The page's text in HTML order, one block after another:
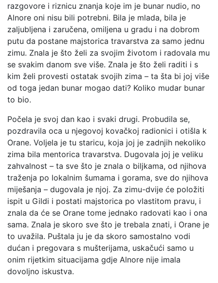
razgovore i riznicu znanja koje im je bunar nudio, no
Alnore oni nisu bili potrebni. Bila je mlada, bila je
zaljubljena i zaručena, omiljena u gradu i na dobrom
putu da postane majstorica travarstva za samo jednu
zimu. Znala je što želi za svojim životom i radovala mu
se svakim danom sve više. Znala je što želi raditi i s
kim želi provesti ostatak svojih zima – ta šta bi joj više
od toga jedan bunar mogao dati? Koliko mudar bunar
to bio.
Počela je svoj dan kao i svaki drugi. Probudila se,
pozdravila oca u njegovoj kovačkoj radionici i otišla k
Orane. Voljela je tu staricu, koja joj je zadnjih nekoliko
zima bila mentorica travarstva. Dugovala joj je veliku
zahvalnost – ta sve što je znala o biljkama, od njihova
traženja po lokalnim šumama i gorama, sve do njihova
miješanja – dugovala je njoj. Za zimu-dvije će položiti
ispit u Gildi i postati majstorica po vlastitom pravu, i
znala da će se Orane tome jednako radovati kao i ona
sama. Znala je skoro sve što je trebala znati, i Orane je
to uvažila. Puštala ju je da skoro samostalno vodi
dućan i pregovara s mušterijama, uskačući samo u
onim rijetkim situacijama gdje Alnore nije imala
dovoljno iskustva.